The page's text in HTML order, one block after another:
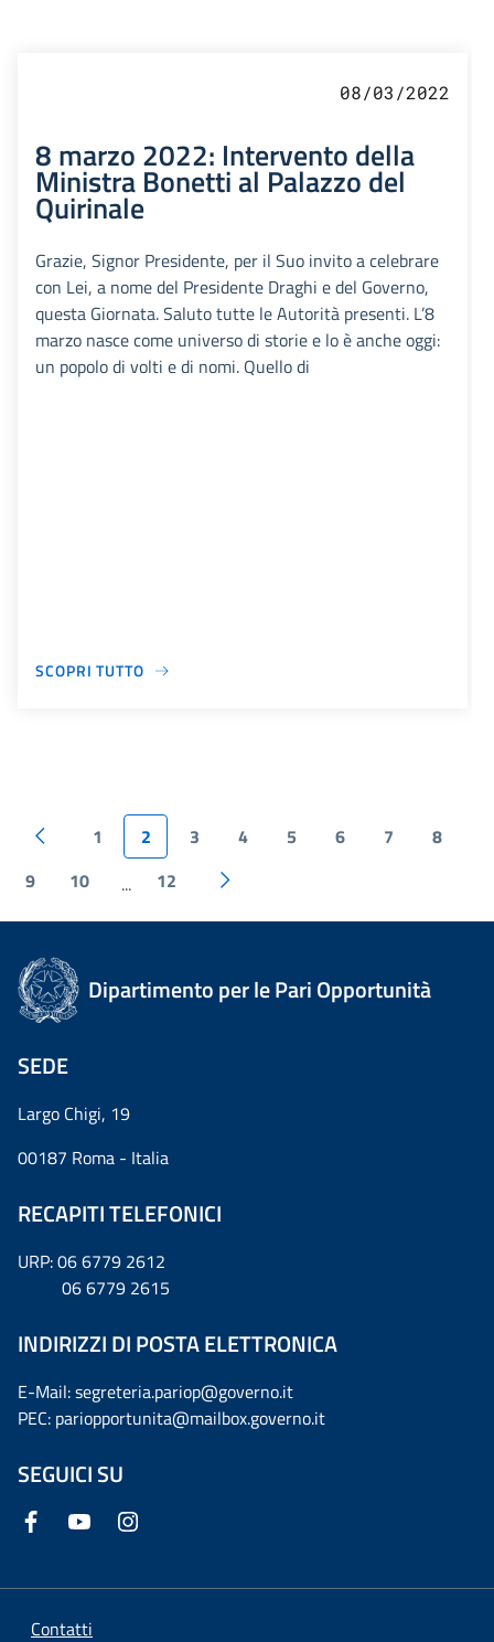
08/03/2022
8 marzo 2022: Intervento della
Ministra Bonetti al Palazzo del
Quirinale
Grazie, Signor Presidente, per il Suo invito a celebrare
con Lei, a nome del Presidente Draghi e del Governo,
questa Giornata. Saluto tutte le Autorità presenti. L’8
marzo nasce come universo di storie e lo è anche oggi:
un popolo di volti e di nomi. Quello di
SCOPRI TUTTO
1 2 3 4 5 6 7
8
9
10 ... 12
Dipartimento per le Pari Opportunità
SEDE
Largo Chigi, 19
00187 Roma - Italia
RECAPITI TELEFONICI
URP: 06 6779 2612
06 6779 2615
INDIRIZZI DI POSTA ELETTRONICA
E-Mail: segreteria.pariop@governo.it
PEC: pariopportunita@mailbox.governo.it
SEGUICI SU
Contatti